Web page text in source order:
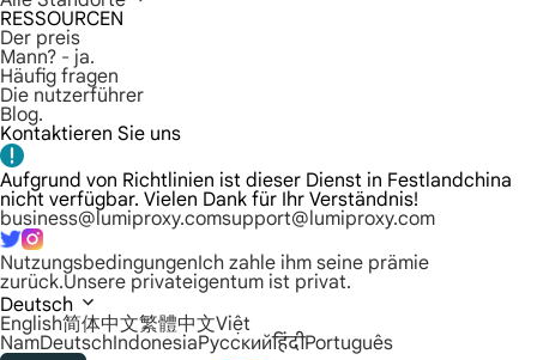
RESSOURCEN
Der preis
Mann? - ja.
Häufig fragen
Die nutzerführer
Blog.
Kontaktieren Sie uns
Aufgrund von Richtlinien ist dieser Dienst in Festlandchina
nicht verfügbar. Vielen Dank für Ihr Verständnis!
business@lumiproxy.comsupport@lumiproxy.com
NutzungsbedingungenIch zahle ihm seine prämie
zurück.Unsere privateigentum ist privat.
Deutsch
English简体中文繁體中文Việt
NamDeutschIndonesiaРусскийहिंदीPortuguês